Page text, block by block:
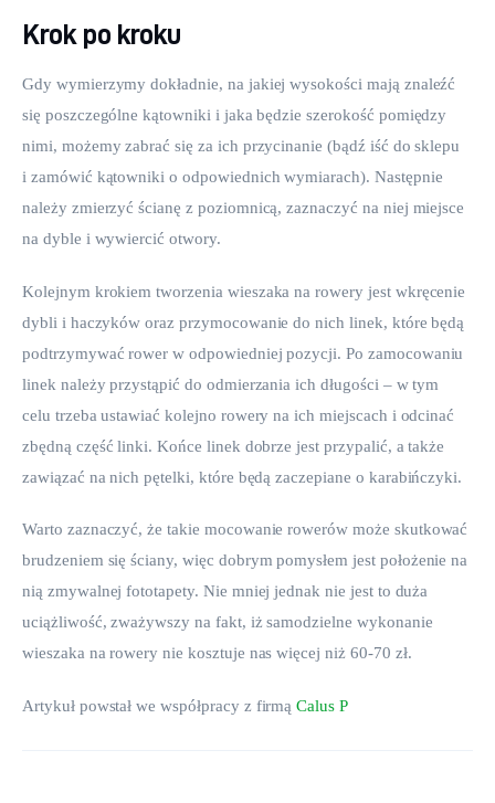
Krok po kroku
Gdy wymierzymy dokładnie, na jakiej wysokości mają znaleźć
się poszczególne kątowniki i jaka będzie szerokość pomiędzy
nimi, możemy zabrać się za ich przycinanie (bądź iść do sklepu
i zamówić kątowniki o odpowiednich wymiarach). Następnie
należy zmierzyć ścianę z poziomnicą, zaznaczyć na niej miejsce
na dyble i wywiercić otwory.
Kolejnym krokiem tworzenia wieszaka na rowery jest wkręcenie
dybli i haczyków oraz przymocowanie do nich linek, które będą
podtrzymywać rower w odpowiedniej pozycji. Po zamocowaniu
linek należy przystąpić do odmierzania ich długości – w tym
celu trzeba ustawiać kolejno rowery na ich miejscach i odcinać
zbędną część linki. Końce linek dobrze jest przypalić, a także
zawiązać na nich pętelki, które będą zaczepiane o karabińczyki.
Warto zaznaczyć, że takie mocowanie rowerów może skutkować
brudzeniem się ściany, więc dobrym pomysłem jest położenie na
nią zmywalnej fototapety. Nie mniej jednak nie jest to duża
uciążliwość, zważywszy na fakt, iż samodzielne wykonanie
wieszaka na rowery nie kosztuje nas więcej niż 60-70 zł.
Artykuł powstał we współpracy z firmą Calus P